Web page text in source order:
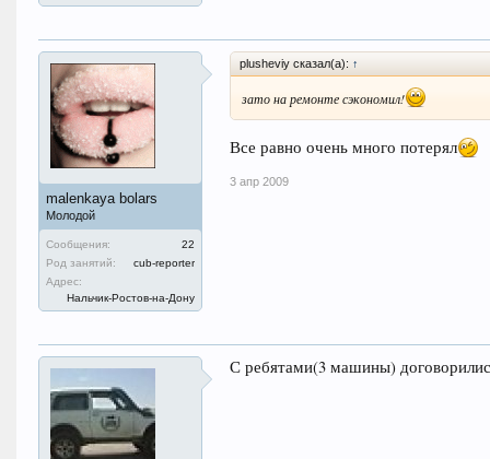
malenkaya bolars
Молодой
Сообщения:
22
Род занятий:
cub-reporter
Адрес:
Нальчик-Ростов-на-Дону
plusheviy сказал(а): ↑
зато на ремонте сэкономил!
Все равно очень много потерял
3 апр 2009
С ребятами(3 машины)